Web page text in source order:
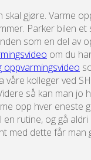
skal gjøre. Varme
Parker bilen et
som en del av
om du
oppvarmingsvideo
våre kolleger ved
så kan man jo
opp hver eneste
en rutine, og gå
med dette får man